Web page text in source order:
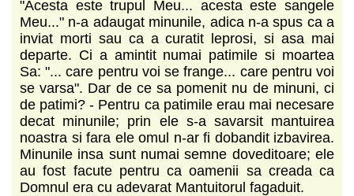
"Acesta este trupul Meu... acesta este sangele
Meu..." n-a adaugat minunile, adica n-a spus ca a
inviat morti sau ca a curatit leprosi, si asa mai
departe. Ci a amintit numai patimile si moartea
Sa: "... care pentru voi se frange... care pentru voi
se varsa". Dar de ce sa pomenit nu de minuni, ci
de patimi? - Pentru ca patimile erau mai necesare
decat minunile; prin ele s-a savarsit mantuirea
noastra si fara ele omul n-ar fi dobandit izbavirea.
Minunile insa sunt numai semne doveditoare; ele
au fost facute pentru ca oamenii sa creada ca
Domnul era cu adevarat Mantuitorul fagaduit.